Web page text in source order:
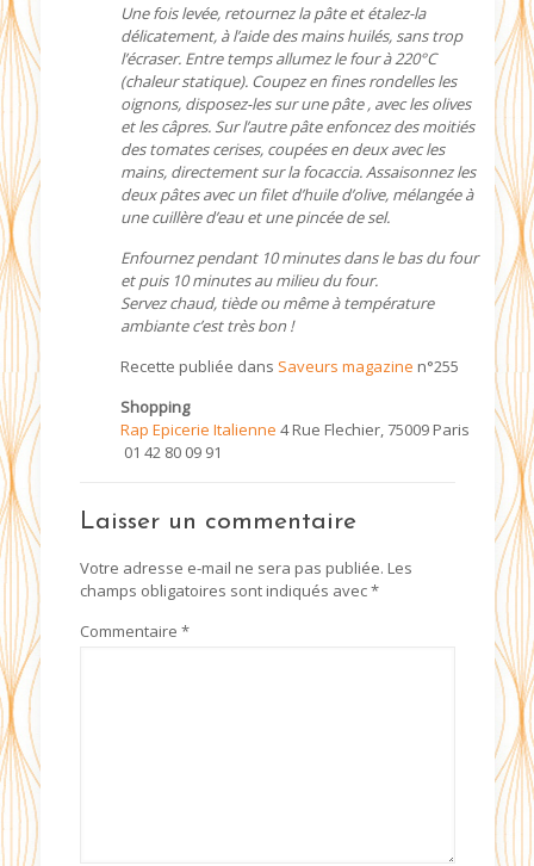
Une fois levée, retournez la pâte et étalez-la
délicatement, à l’aide des mains huilés, sans trop
l’écraser. Entre temps allumez le four à 220°C
(chaleur statique). Coupez en fines rondelles les
oignons, disposez-les sur une pâte , avec les olives
et les câpres. Sur l’autre pâte enfoncez des moitiés
des tomates cerises, coupées en deux avec les
mains, directement sur la focaccia. Assaisonnez les
deux pâtes avec un filet d’huile d’olive, mélangée à
une cuillère d’eau et une pincée de sel.
Enfournez pendant 10 minutes dans le bas du four
et puis 10 minutes au milieu du four.
Servez chaud, tiède ou même à température
ambiante c’est très bon !
Recette publiée dans Saveurs magazine n°255
Shopping
Rap Epicerie Italienne 4 Rue Flechier, 75009 Paris
01 42 80 09 91
Laisser un commentaire
Votre adresse e-mail ne sera pas publiée. Les
champs obligatoires sont indiqués avec*
Commentaire *